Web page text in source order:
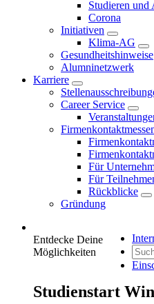
Studieren
Corona
Initiativen
Klima-AG
Gesundheitshinweise
Alumninetzwerk
Karriere
Career Service
Für
Für
Rückblicke
Gründung
Entdecke Deine
Möglichkeiten
Studienstart